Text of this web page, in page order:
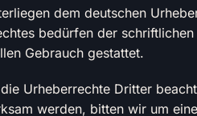
dem deutschen
bedürfen der
Gebrauch gestattet.
Urheberrechte Dritter
werden, bitten wir um